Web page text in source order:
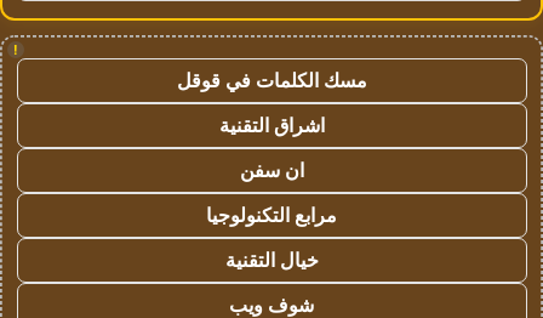
!
مسك الكلمات في قوقل
اشراق التقنية
ان سفن
مرابع التكنولوجيا
خيال التقنية
شوف ويب